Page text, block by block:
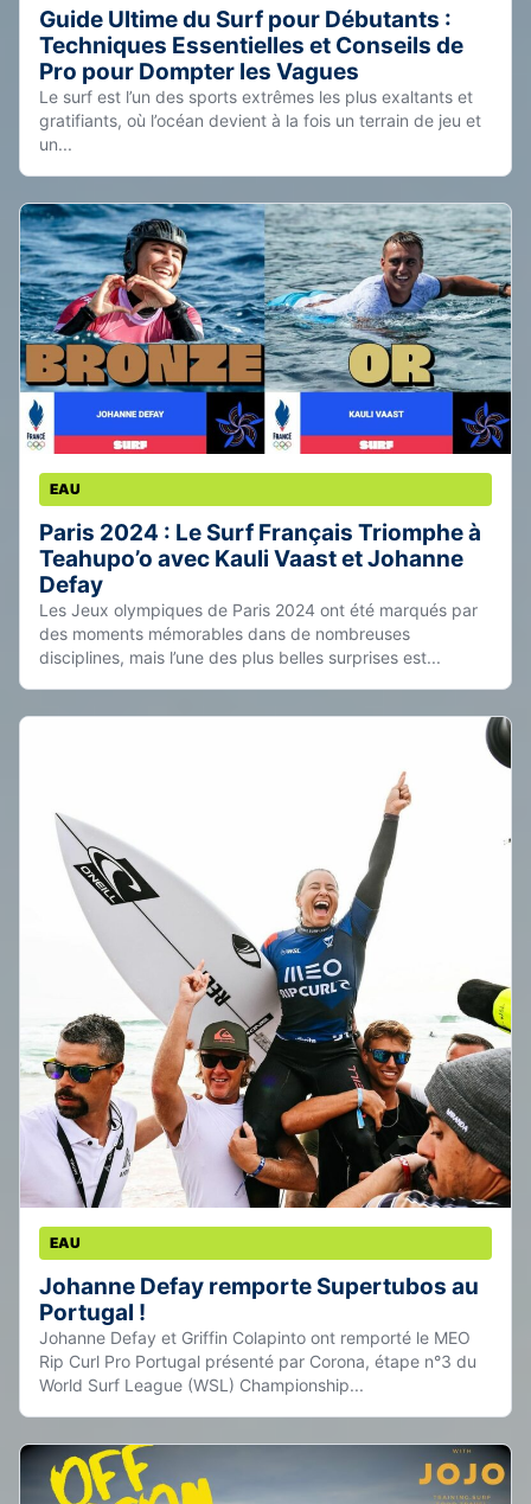
Guide Ultime du Surf pour Débutants :
Techniques Essentielles et Conseils de
Pro pour Dompter les Vagues
Le surf est l’un des sports extrêmes les plus exaltants et
gratifiants, où l’océan devient à la fois un terrain de jeu et
un...
EAU
Paris 2024 : Le Surf Français Triomphe à
Teahupo’o avec Kauli Vaast et Johanne
Defay
Les Jeux olympiques de Paris 2024 ont été marqués par
des moments mémorables dans de nombreuses
disciplines, mais l’une des plus belles surprises est...
EAU
Johanne Defay remporte Supertubos au
Portugal !
Johanne Defay et Griffin Colapinto ont remporté le MEO
Rip Curl Pro Portugal présenté par Corona, étape n°3 du
World Surf League (WSL) Championship...